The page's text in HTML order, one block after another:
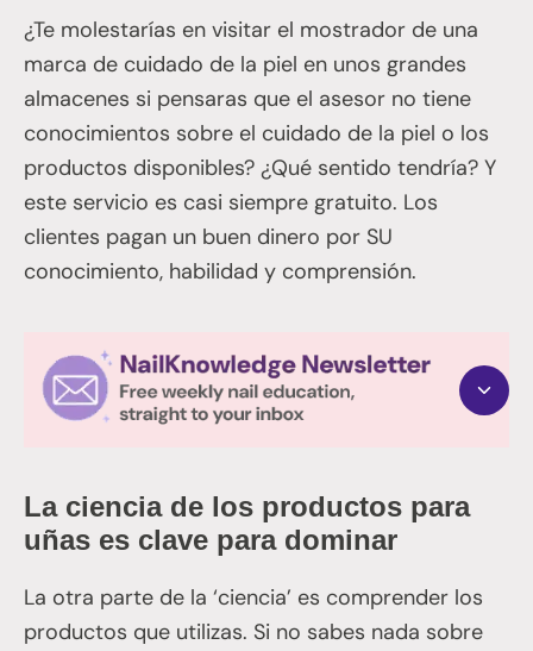
¿Te molestarías en visitar el mostrador de una
marca de cuidado de la piel en unos grandes
almacenes si pensaras que el asesor no tiene
conocimientos sobre el cuidado de la piel o los
productos disponibles? ¿Qué sentido tendría? Y
este servicio es casi siempre gratuito. Los
clientes pagan un buen dinero por SU
conocimiento, habilidad y comprensión.
La ciencia de los productos para
uñas es clave para dominar
La otra parte de la ‘ciencia’ es comprender los
productos que utilizas. Si no sabes nada sobre